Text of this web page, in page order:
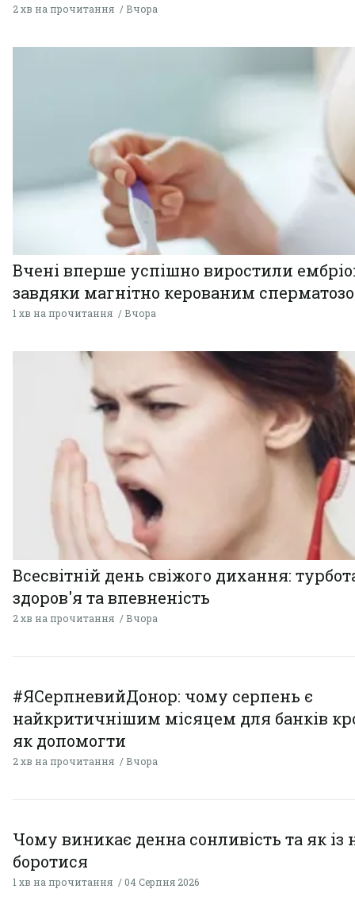
2 хв на прочитання Вчора
Вчені вперше успішно виростили
завдяки магнітно керованим
1 хв на прочитання Вчора
Всесвітній день свіжого дихання:
здоров'я та впевненість
2 хв на прочитання Вчора
#ЯСерпневийДонор: чому серпень є
найкритичнішим місяцем для банків
як допомогти
2 хв на прочитання Вчора
Чому виникає денна сонливість та як із
боротися
1 хв на прочитання 04 Серпня 2026